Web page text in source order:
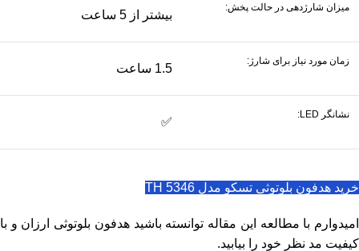
میزان شارژدهی در حالت پخش:
بیشتر از 5 ساعت
زمان مورد نیاز برای شارژ:
1.5 ساعت
نشانگر LED:
✅
خرید هدفون بلوتوثی تسکو مدل TH 5346
امیدوارم با مطالعه این مقاله توانسته باشید هدفون بلوتوثی ارزان و با
کیفیت مد نظر خود را بیابید.